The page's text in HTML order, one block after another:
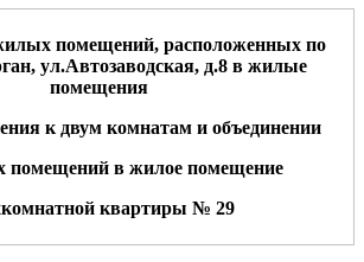
ых помещений, расположенныхпо
ул.Автозаводская, д.8в жилые
помещения
к двум комнатам и объединении
помещений в жилое помещение
комнатной квартиры № 29